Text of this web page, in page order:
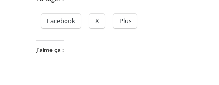
Facebook X Plus
J’aime ça :